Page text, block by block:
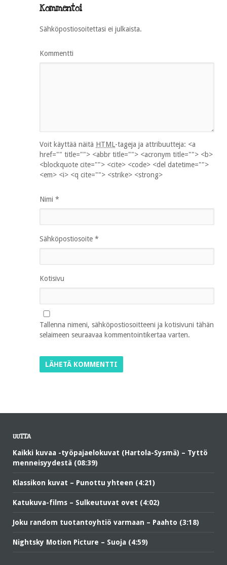
Kommentoi
Sähköpostiosoitettasi ei julkaista.
Kommentti
Voit käyttää näitä HTML-tageja ja attribuutteja: <a
href="" title=""> <abbr title=""> <acronym title=""> <b>
<blockquote cite=""> <cite> <code> <del datetime="">
<em> <i> <q cite=""> <strike> <strong>
Nimi *
Sähköpostiosoite *
Kotisivu
Tallenna nimeni, sähköpostiosoitteeni ja kotisivuni tähän
selaimeen seuraavaa kommentointikertaa varten.
UUTTA
Kaikki kuvaa -työpajaelokuvat (Hartola-Sysmä) – Tyttö
menneisyydestä (08:39)
Klassikon kuvat – Punottu yhteen (4:21)
Katukuva-films – Sulkeutuvat ovet (4:02)
Joku random tuotantoyhtiö varmaan – Paahto (3:18)
Nightsky Motion Picture – Suoja (4:59)